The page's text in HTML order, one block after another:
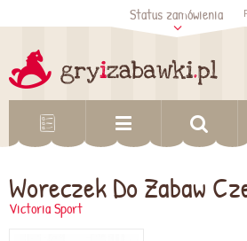
Sprawdź status
zamówienia
Status zamówienia
Woreczek Do Zabaw
Victoria Sport